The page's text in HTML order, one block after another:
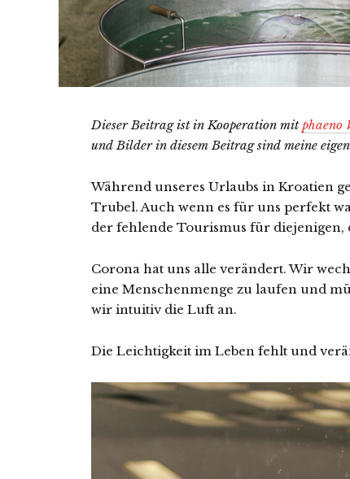
Dieser Beitrag ist in Kooperation mitphaeno
und Bilder in diesem Beitrag sind meine
Während unseres Urlaubs in Kroatien
Trubel. Auch wenn es für uns perfekt
der fehlende Tourismus für diejenigen,
Corona hat uns alle verändert. Wir
eine Menschenmenge zu laufen und
wir intuitiv die Luft an.
Die Leichtigkeit im Leben fehlt und